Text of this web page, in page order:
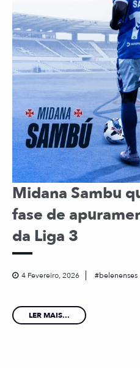
Midana Sambu
fase de
da Liga 3
4 Fevereiro, 2026 belenenses
LER MAIS...